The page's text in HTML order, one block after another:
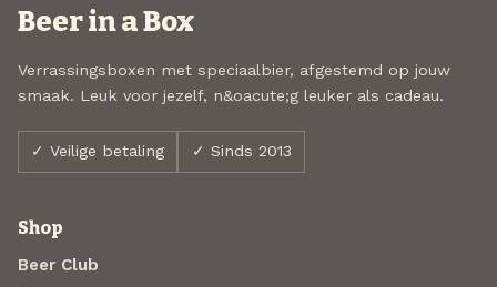
Beer in a Box
Verrassingsboxen met speciaalbier, afgestemd op jouw
smaak. Leuk voor jezelf, n&oacute;g leuker als cadeau.
✓ Veilige betaling ✓ Sinds 2013
Shop
Beer Club